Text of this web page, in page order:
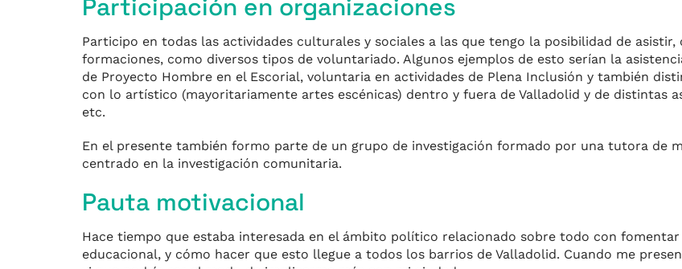
Participación en organizaciones
Participo en todas las actividades culturales y sociales a las que tengo la posibilidad de asistir,
formaciones, como diversos tipos de voluntariado. Algunos ejemplos de esto serían la
de Proyecto Hombre en el Escorial, voluntaria en actividades de Plena Inclusión y también
con lo artístico (mayoritariamente artes escénicas) dentro y fuera de Valladolid y de distintas
etc.
En el presente también formo parte de un grupo de investigación formado por una tutora de
centrado en la investigación comunitaria.
Pauta motivacional
Hace tiempo que estaba interesada en el ámbito político relacionado sobre todo con
educacional, y cómo hacer que esto llegue a todos los barrios de Valladolid. Cuando me